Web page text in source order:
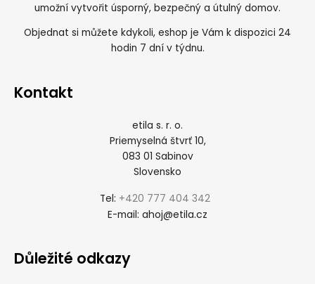
umožní vytvořit úsporný, bezpečný a útulný domov.
Objednat si můžete kdykoli, eshop je Vám k dispozici 24
hodin 7 dní v týdnu.
Kontakt
etila s. r. o.
Priemyselná štvrť 10,
083 01 Sabinov
Slovensko
Tel: +420 777 404 342
E-mail: ahoj@etila.cz
Důležité odkazy